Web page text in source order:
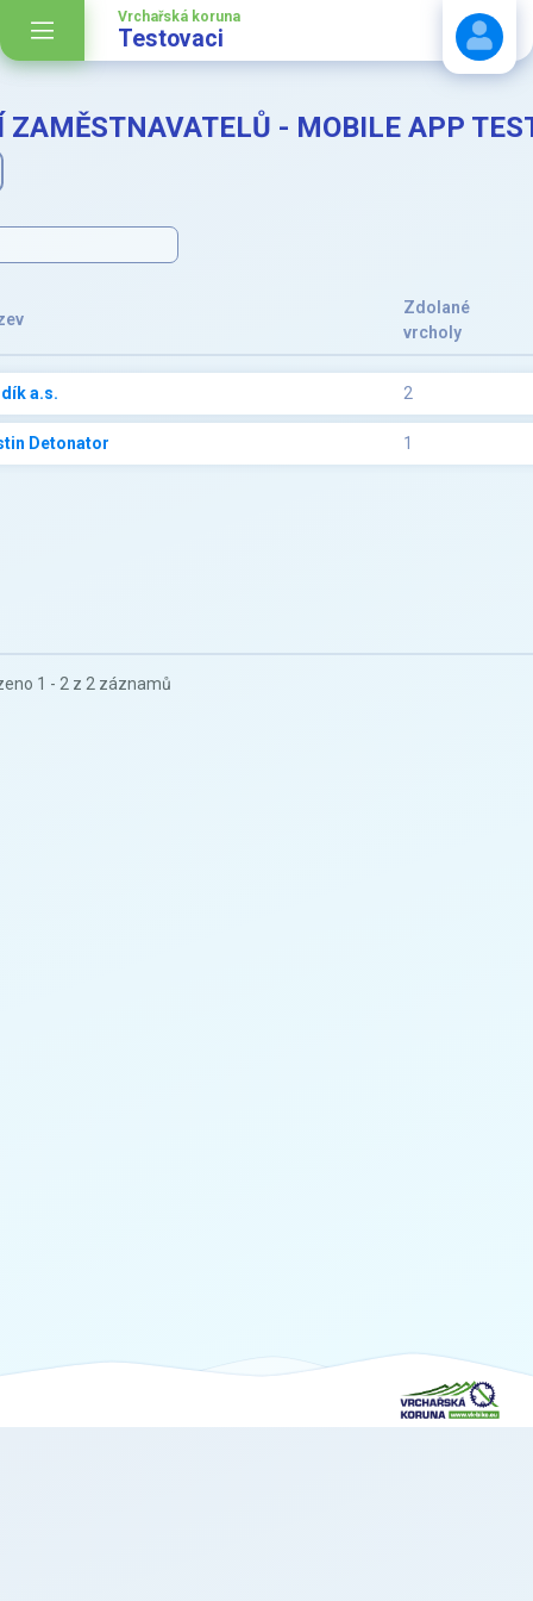
Vrchařská koruna
Testovaci
Stáhnout návod
ZAMĚSTNAVATELŮ - MOBILE APP
Zdolané
vrcholy
a.s. 2
Detonator 1
1 - 2 z 2 záznamů